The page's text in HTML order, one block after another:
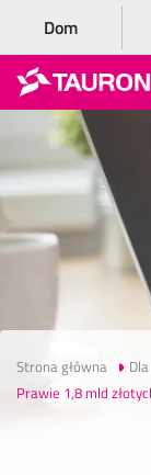
Dom
Strona główna
Prawie 1,8 mld